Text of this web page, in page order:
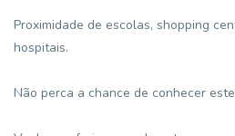
Proximidade de escolas, shopping
hospitais.
Não perca a chance de conhecer